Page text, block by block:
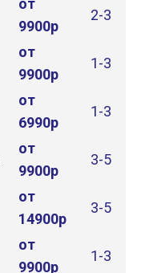
от
9900р
2-3
от
9900р
1-3
от
6990р
1-3
от
9900р
3-5
от
14900р
3-5
от
9900р
1-3